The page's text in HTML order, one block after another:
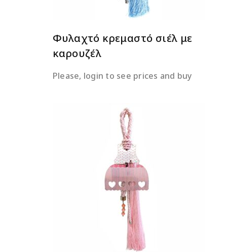
Φυλαχτό κρεμαστό σιέλ με
καρουζέλ
Please, login to see prices and buy
ΔΙΑΒΆΣΤΕ ΠΕΡΙΣΣΌΤΕΡΑ